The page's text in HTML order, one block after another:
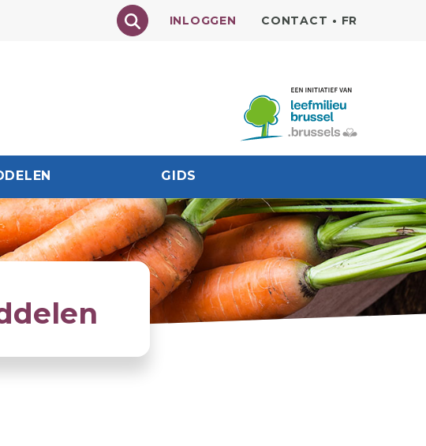
Texte à rechercher
INLOGGEN CONTACT • FR
GIDS